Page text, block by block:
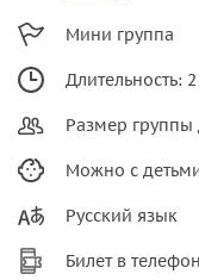
Мини группа
Длительность:
Размер группы
Можно с
Русский язык
Билет в